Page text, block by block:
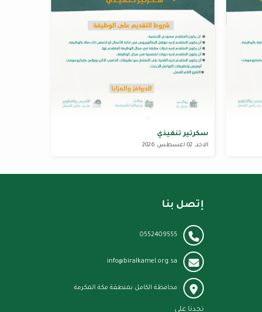
سكرتير تنفيذي
الاحد، 02 اغسطس 2026
إتصل بنا
0552409555
info@biralkamel.org.sa
محافظة الكامل بمنطقة مكة المكرمة
تجدنا على